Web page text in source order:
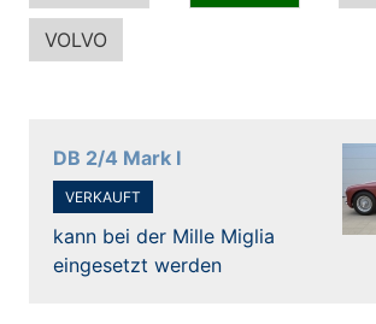
VOLVO
DB 2/4 Mark I
VERKAUFT
kann bei der Mille Miglia
eingesetzt werden